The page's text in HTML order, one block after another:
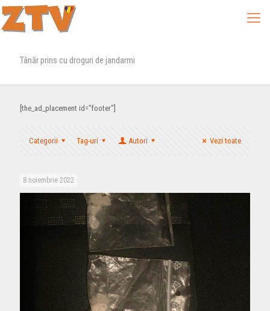
Tânăr prins cu droguri de jandarmi
[the_ad_placement id="footer"]
Categorii Tag-uri Autori Vezi toate
8 noiembrie 2022